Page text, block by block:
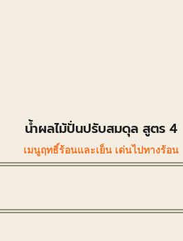
น้ำผลไม้ปั่นปรับสมดุล สูตร 4
เมนูฤทธิ์ร้อนและเย็น เด่นไปทางร้อน